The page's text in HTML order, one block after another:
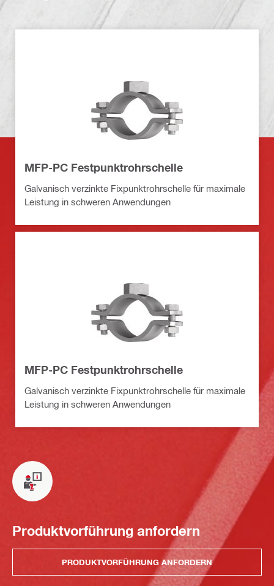
MFP-PC Festpunktrohrschelle
Galvanisch verzinkte Fixpunktrohrschelle für maximale
Leistung in schweren Anwendungen
MFP-PC Festpunktrohrschelle
Galvanisch verzinkte Fixpunktrohrschelle für maximale
Leistung in schweren Anwendungen
Produktvorführung anfordern
PRODUKTVORFÜHRUNG ANFORDERN